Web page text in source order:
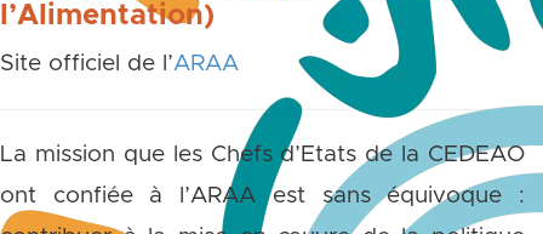
l’Alimentation)
Site officiel de l’ARAA
La mission que les Chefs d’Etats de la CEDEAO
ont confiée à l’ARAA est sans équivoque :